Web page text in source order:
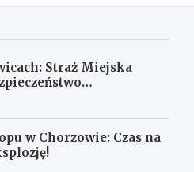
Straż Miejska
w Chorzowie: Czas na